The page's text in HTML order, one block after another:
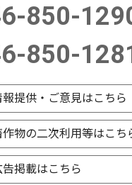
850-
850-
報提供・ご意見はこちら
作物の二次利用等はこち
告掲載はこちら